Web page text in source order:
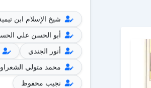
شيخ الإسلام ابن
أبو الحسن علي
أنور الجندي
محمد متولي
نجيب محفوظ